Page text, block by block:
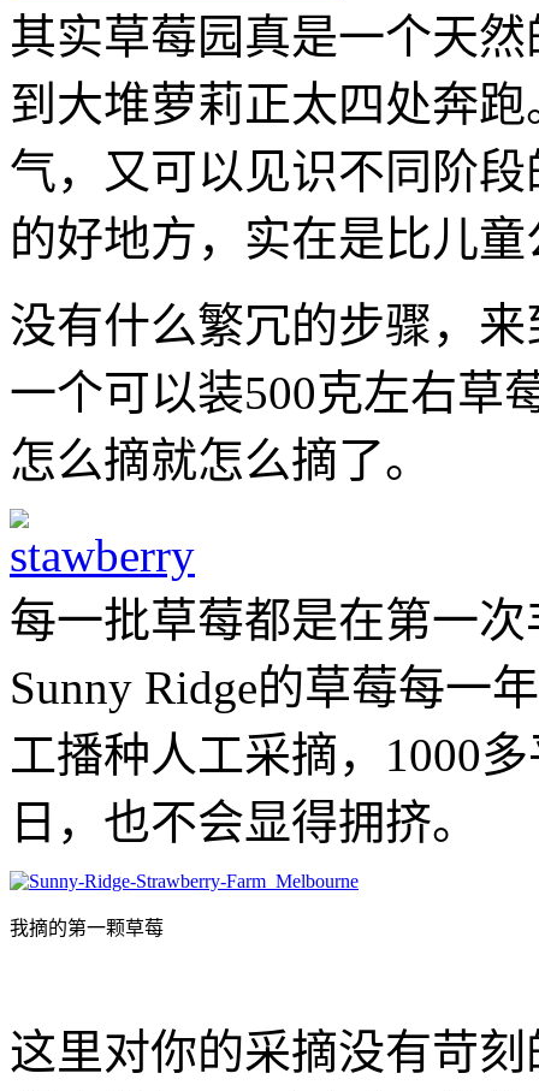
其实草莓园真是一个天
到大堆萝莉正太四处奔
气，又可以见识不同阶
的好地方，实在是比儿
没有什么繁冗的步骤，
一个可以装500克左右草
怎么摘就怎么摘了。
每一批草莓都是在第一
Sunny Ridge的草莓每一
工播种人工采摘，1000
日，也不会显得拥挤。
我摘的第一颗草莓
这里对你的采摘没有苛